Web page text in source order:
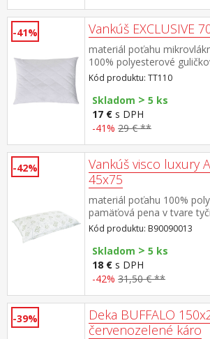
-41% Vankúš EXCLUSIVE
materiál poťahu
100% polyesterové
poťah so zipsom pre
množstva výplne vankúš
Kód produktu: TT110
Skladom > 5 ks
17 € s DPH
-41% 29 € **
-42%
Vankúš visco luxury
45x75
materiál poťahu 100%
pamäťová pena v tvare
MEMORY
elegantne prešitý poťah s
do 30 °C
Kód produktu: B90090013
Skladom > 5 ks
18 € s DPH
-42% 31,50 € **
-39%
Deka BUFFALO
červenozelené káro